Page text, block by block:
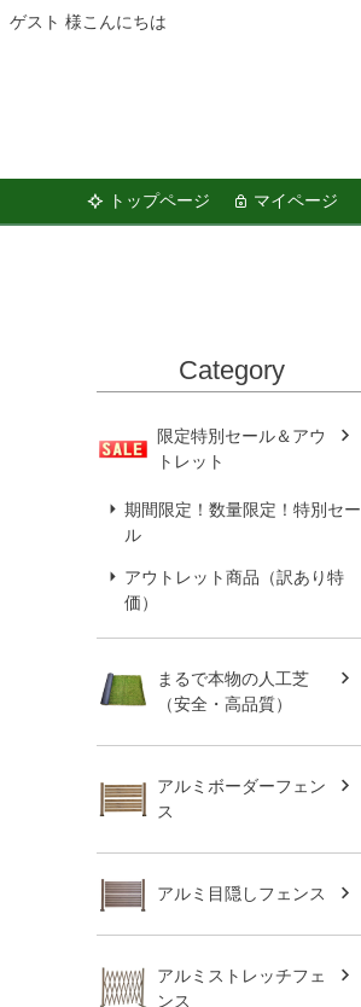
ゲスト 様こんにちは
トップページ
マイページ
Category
限定特別セール＆アウ
トレット
期間限定！数量限定！特別セー
ル
アウトレット商品（訳あり特
価）
まるで本物の人工芝
（安全・高品質）
アルミボーダーフェン
ス
アルミ目隠しフェンス
アルミストレッチフェ
ンス